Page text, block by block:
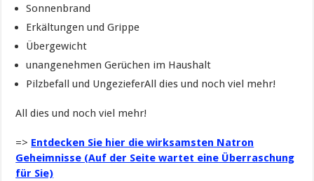
Sonnenbrand
Erkältungen und Grippe
Übergewicht
unangenehmen Gerüchen im Haushalt
Pilzbefall und UngezieferAll dies und noch viel mehr!
All dies und noch viel mehr!
=> Entdecken Sie hier die wirksamsten Natron
Geheimnisse (Auf der Seite wartet eine Überraschung
für Sie)